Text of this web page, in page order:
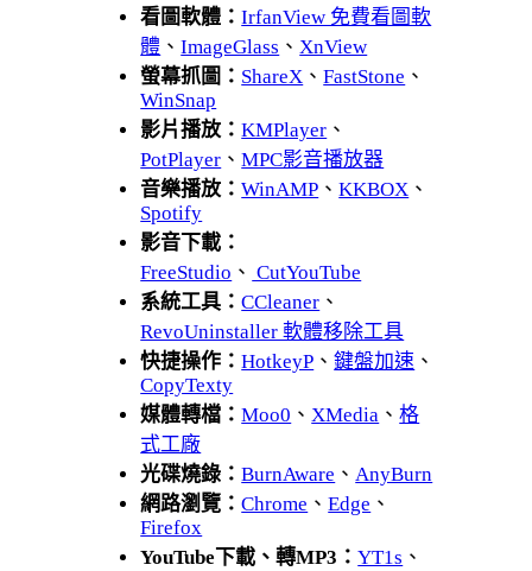
看圖軟體：IrfanView 免費看圖軟
體 、ImageGlass 、 XnView
螢幕抓圖： ShareX 、FastStone 、
WinSnap
影片播放：KMPlayer 、
PotPlayer 、MPC影音播放器
音樂播放：WinAMP 、KKBOX 、
Spotify
影音下載：
FreeStudio 、 CutYouTube
系統工具：CCleaner 、
RevoUninstaller 軟體移除工具
快捷操作：HotkeyP 、鍵盤加速 、
CopyTexty
媒體轉檔：Moo0 、 XMedia 、格
式工廠
光碟燒錄：BurnAware 、 AnyBurn
網路瀏覽：Chrome 、Edge 、
Firefox
YouTube下載、轉MP3：YT1s 、